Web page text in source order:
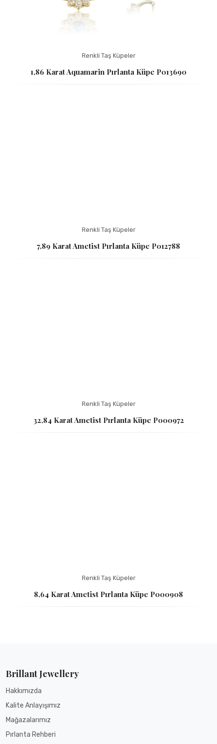
Renkli Taş Küpeler
1,86 Karat Aquamarin Pırlanta Küpe P013690
Renkli Taş Küpeler
7,89 Karat Ametist Pırlanta Küpe P012788
Renkli Taş Küpeler
32,84 Karat Ametist Pırlanta Küpe P000972
Renkli Taş Küpeler
8,64 Karat Ametist Pırlanta Küpe P000908
Brillant Jewellery
Hakkımızda
Kalite Anlayışımız
Mağazalarımız
Pırlanta Rehberi